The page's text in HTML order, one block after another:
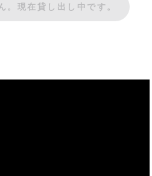
。現在貸し出し中です。